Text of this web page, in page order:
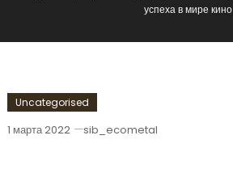
успеха в мире кино
Uncategorised
1 марта 2022 sib_ecometal